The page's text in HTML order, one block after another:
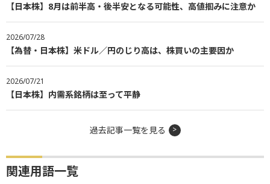
【日本株】8月は前半高・後半安となる可能性、高値掴みに注意か
2026/07/28
【為替・日本株】米ドル／円のじり高は、株買いの主要因か
2026/07/21
【日本株】内需系銘柄は至って平静
過去記事一覧を見る
関連用語一覧